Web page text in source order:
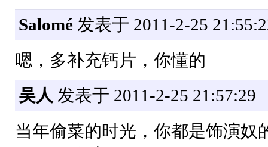
Salomé发表于 2011-2-25
嗯，多补充钙片，你懂的
吴人 发表于 2011-2-25 21:57:29
当年偷菜的时光，你都是饰演奴